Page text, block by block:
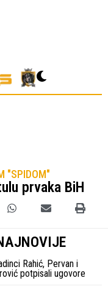
"SPIDOM"
prvaka BiH
Rahić, Pervan i
potpisali ugovore